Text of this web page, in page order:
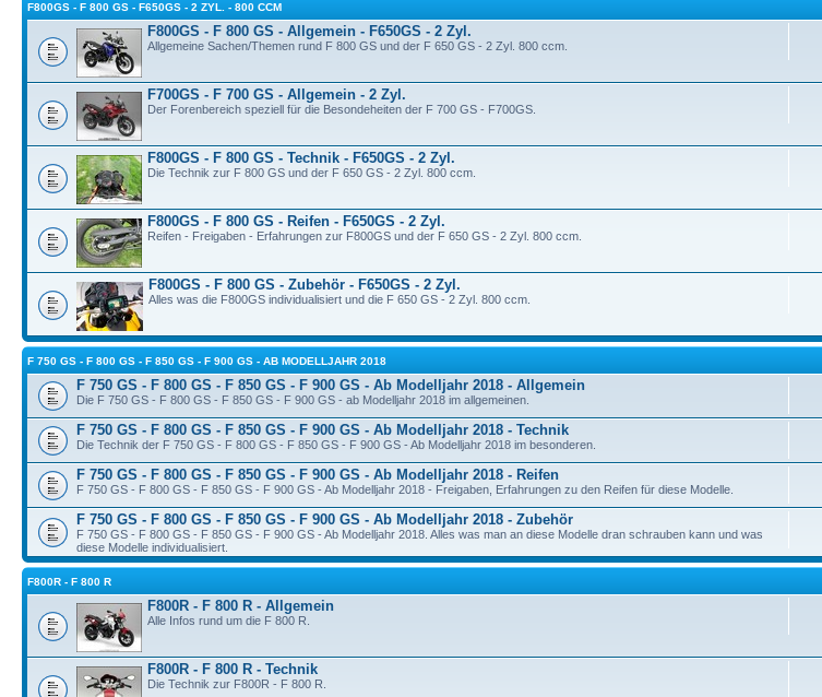
F800GS - F 800 GS - F650GS - 2 ZYL. - 800 CCM
F800GS - F 800 GS - Allgemein - F650GS - 2 Zyl.
Allgemeine Sachen/Themen rund F 800 GS und der F 650 GS - 2 Zyl. 800 ccm.
F700GS - F 700 GS - Allgemein - 2 Zyl.
Der Forenbereich speziell für die Besondeheiten der F 700 GS - F700GS.
F800GS - F 800 GS - Technik - F650GS - 2 Zyl.
Die Technik zur F 800 GS und der F 650 GS - 2 Zyl. 800 ccm.
F800GS - F 800 GS - Reifen - F650GS - 2 Zyl.
Reifen - Freigaben - Erfahrungen zur F800GS und der F 650 GS - 2 Zyl. 800 ccm.
F800GS - F 800 GS - Zubehör - F650GS - 2 Zyl.
Alles was die F800GS individualisiert und die F 650 GS - 2 Zyl. 800 ccm.
F 750 GS - F 800 GS - F 850 GS - F 900 GS - AB MODELLJAHR 2018
F 750 GS - F 800 GS - F 850 GS - F 900 GS - Ab Modelljahr 2018 - Allgemein
Die F 750 GS - F 800 GS - F 850 GS - F 900 GS - ab Modelljahr 2018 im allgemeinen.
F 750 GS - F 800 GS - F 850 GS - F 900 GS - Ab Modelljahr 2018 - Technik
Die Technik der F 750 GS - F 800 GS - F 850 GS - F 900 GS - Ab Modelljahr 2018 im besonderen.
F 750 GS - F 800 GS - F 850 GS - F 900 GS - Ab Modelljahr 2018 - Reifen
F 750 GS - F 800 GS - F 850 GS - F 900 GS - Ab Modelljahr 2018 - Freigaben, Erfahrungen zu den Reifen für diese Modelle.
F 750 GS - F 800 GS - F 850 GS - F 900 GS - Ab Modelljahr 2018 - Zubehör
F 750 GS - F 800 GS - F 850 GS - F 900 GS - Ab Modelljahr 2018. Alles was man an diese Modelle dran schrauben kann und was
diese Modelle individualisiert.
F800R - F 800 R
F800R - F 800 R - Allgemein
Alle Infos rund um die F 800 R.
F800R - F 800 R - Technik
Die Technik zur F800R - F 800 R.